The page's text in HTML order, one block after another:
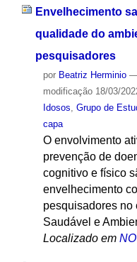
Envelhecimento
qualidade do
pesquisadores
por Beatriz Herminio
modificação18/03/
Idosos, Grupo de
capa
O envolvimento
prevenção de
cognitivo e físico
envelhecimento
pesquisadores no
Saudável e
Localizado em